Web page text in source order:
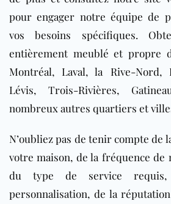
pour engager notre équipe de
vos besoins spécifiques.
entièrement meublé et propre
Montréal, Laval, la Rive-Nord,
Lévis, Trois-Rivières,
nombreux autres quartiers et
N’oubliez pas de tenir compte de
votre maison, de la fréquence de
du type de service
personnalisation, de la